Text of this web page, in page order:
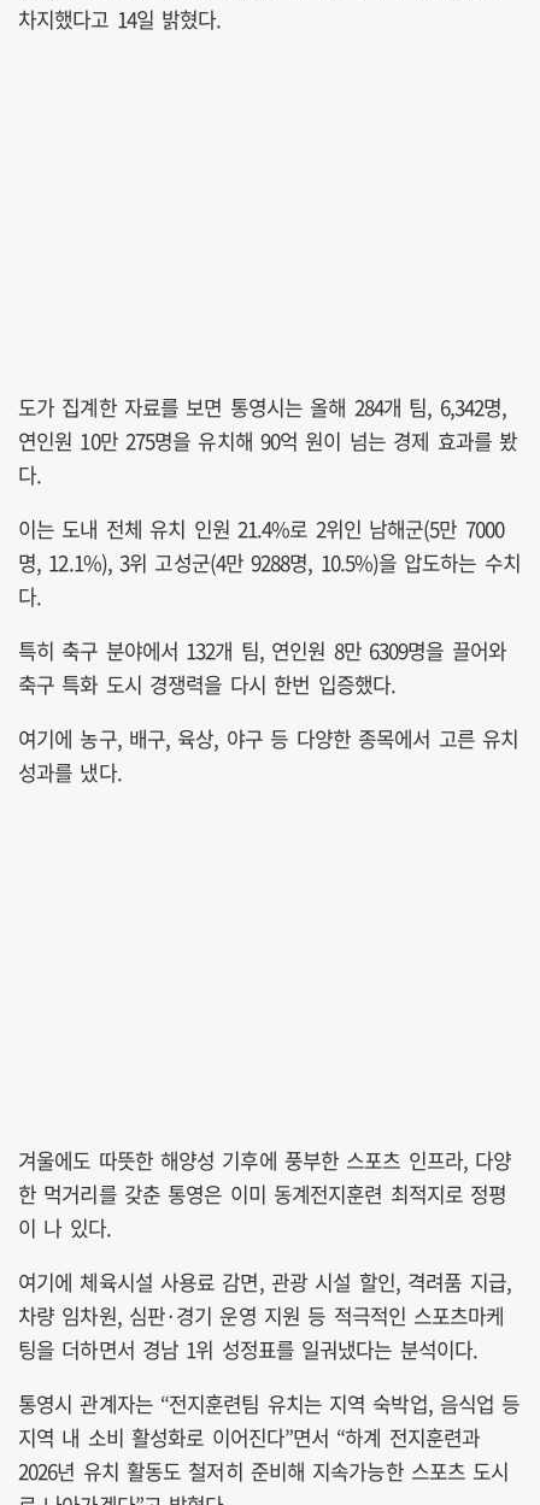
차지했다고 14일 밝혔다.
도가 집계한 자료를 보면 통영시는 올해 284개 팀, 6,342명,
연인원 10만 275명을 유치해 90억 원이 넘는 경제 효과를 봤
다.
이는 도내 전체 유치 인원 21.4%로 2위인 남해군(5만 7000
명, 12.1%), 3위 고성군(4만 9288명, 10.5%)을 압도하는 수치
다.
특히 축구 분야에서 132개 팀, 연인원 8만 6309명을 끌어와
축구 특화 도시 경쟁력을 다시 한번 입증했다.
여기에 농구, 배구, 육상, 야구 등 다양한 종목에서 고른 유치
성과를 냈다.
겨울에도 따뜻한 해양성 기후에 풍부한 스포츠 인프라, 다양
한 먹거리를 갖춘 통영은 이미 동계전지훈련 최적지로 정평
이 나 있다.
여기에 체육시설 사용료 감면, 관광 시설 할인, 격려품 지급,
차량 임차원, 심판·경기 운영 지원 등 적극적인 스포츠마케
팅을 더하면서 경남 1위 성정표를 일궈냈다는 분석이다.
통영시 관계자는 “전지훈련팀 유치는 지역 숙박업, 음식업 등
지역 내 소비 활성화로 이어진다”면서 “하계 전지훈련과
2026년 유치 활동도 철저히 준비해 지속가능한 스포츠 도시